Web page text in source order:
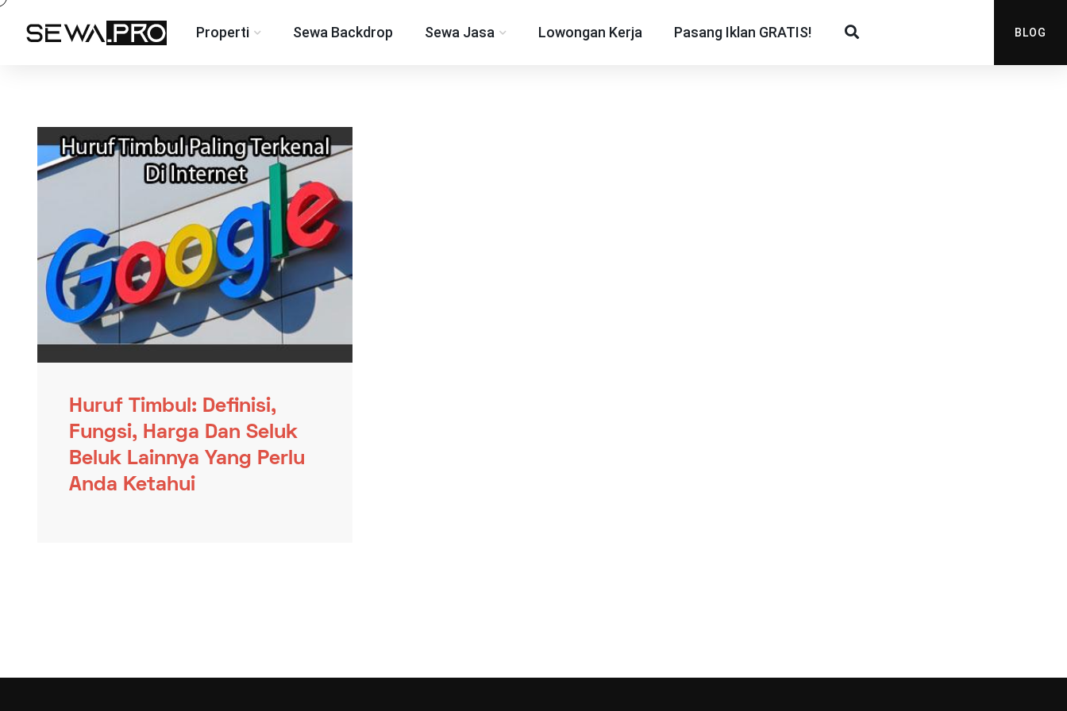
Properti Sewa Backdrop Sewa Jasa Lowongan Kerja Pasang Iklan GRATIS! BLOG
Huruf Timbul: Definisi,
Fungsi, Harga Dan Seluk
Beluk Lainnya Yang Perlu
Anda Ketahui